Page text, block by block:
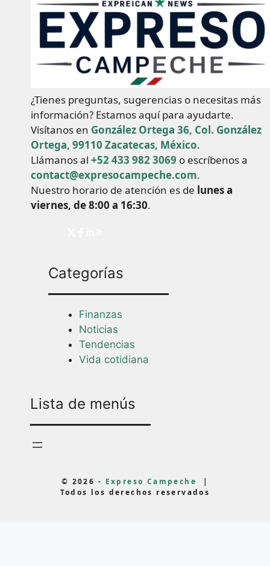
¿Tienes preguntas, sugerencias o necesitas más
información? Estamos aquí para ayudarte.
Visítanos en González Ortega 36, Col. González
Ortega, 99110 Zacatecas, México.
Llámanos al +52 433 982 3069 o escríbenos a
contact@expresocampeche.com.
Nuestro horario de atención es de lunes a
viernes, de 8:00 a 16:30.
Categorías
Finanzas
Noticias
Tendencias
Vida cotidiana
Lista de menús
© 2026 - Expreso Campeche
|
Todos los derechos reservados